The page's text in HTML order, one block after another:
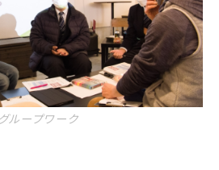
グループワーク